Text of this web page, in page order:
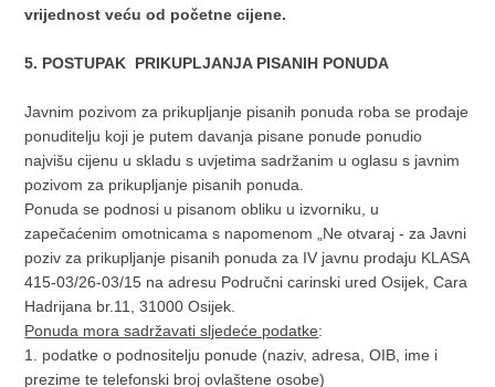
vrijednost veću od početne cijene.
5. POSTUPAK PRIKUPLJANJA PISANIH PONUDA
Javnim pozivom za prikupljanje pisanih ponuda roba se prodaje
ponuditelju koji je putem davanja pisane ponude ponudio
najvišu cijenu u skladu s uvjetima sadržanim u oglasu s javnim
pozivom za prikupljanje pisanih ponuda.
Ponuda se podnosi u pisanom obliku u izvorniku, u
zapečaćenim omotnicama s napomenom „Ne otvaraj - za Javni
poziv za prikupljanje pisanih ponuda za IV javnu prodaju KLASA
415-03/26-03/15 na adresu Područni carinski ured Osijek, Cara
Hadrijana br.11, 31000 Osijek.
Ponuda mora sadržavati sljedeće podatke:
1. podatke o podnositelju ponude (naziv, adresa, OIB, ime i
prezime te telefonski broj ovlaštene osobe)